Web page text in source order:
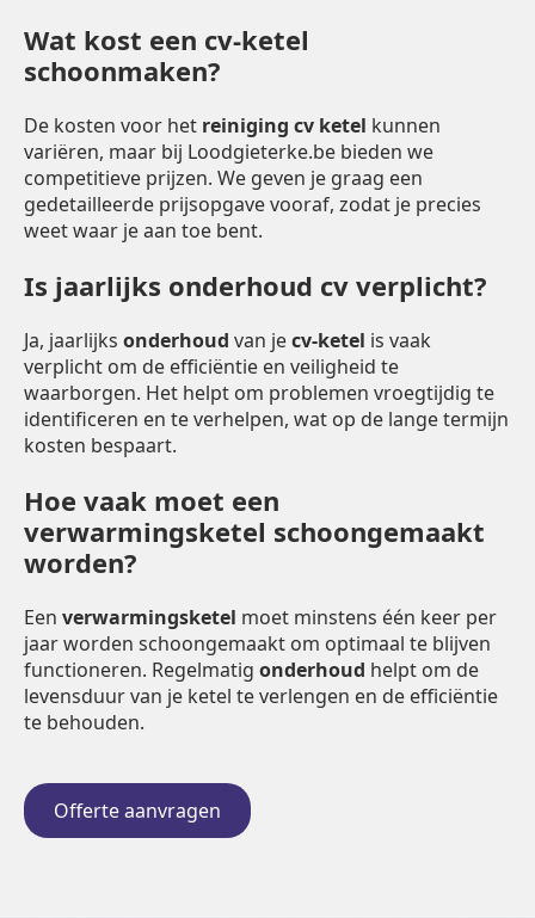
Wat kost een cv-ketel
schoonmaken?
De kosten voor het reiniging cv ketel kunnen
variëren, maar bij Loodgieterke.be bieden we
competitieve prijzen. We geven je graag een
gedetailleerde prijsopgave vooraf, zodat je precies
weet waar je aan toe bent.
Is jaarlijks onderhoud cv verplicht?
Ja, jaarlijks onderhoud van jecv-ketel is vaak
verplicht om de efficiëntie en veiligheid te
waarborgen. Het helpt om problemen vroegtijdig te
identificeren en te verhelpen, wat op de lange termijn
kosten bespaart.
Hoe vaak moet een
verwarmingsketel schoongemaakt
worden?
Een verwarmingsketel moet minstens één keer per
jaar worden schoongemaakt om optimaal te blijven
functioneren. Regelmatig onderhoud helpt om de
levensduur van je ketel te verlengen en de efficiëntie
te behouden.
Offerte aanvragen